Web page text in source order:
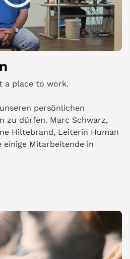
Play
a place to work.
persönlichen
zu dürfen. Marc Schwarz,
Hiltebrand, Leiterin Human
einige Mitarbeitende in